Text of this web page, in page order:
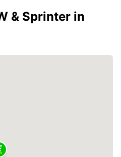
& Sprinter in